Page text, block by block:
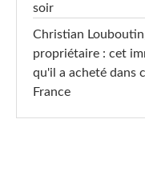
soir
Christian
propriétaire : cet
qu'il a acheté dans
France